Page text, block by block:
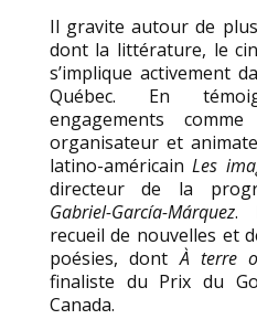
Il gravite autour de
dont la littérature, le
s’implique activement
Québec. En
engagements
organisateur et
latino-américainLes
directeur de la
Gabriel-García-Márquez.
recueil de nouvelles et
poésies, dontÀ terre
finaliste du Prix du
Canada.